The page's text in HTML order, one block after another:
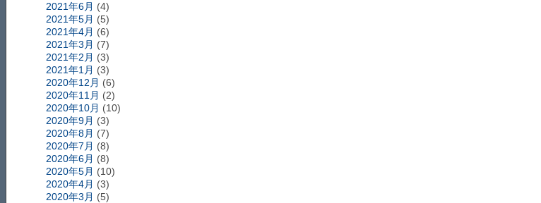
2021年6月 (4)
2021年5月 (5)
2021年4月 (6)
2021年3月 (7)
2021年2月 (3)
2021年1月 (3)
2020年12月 (6)
2020年11月 (2)
2020年10月 (10)
2020年9月 (3)
2020年8月 (7)
2020年7月 (8)
2020年6月 (8)
2020年5月 (10)
2020年4月 (3)
2020年3月 (5)